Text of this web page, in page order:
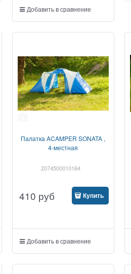
Добавить в сравнение
Палатка ACAMPER SONATA ,
4-местная
2074500010164
410 руб Купить
Добавить в сравнение